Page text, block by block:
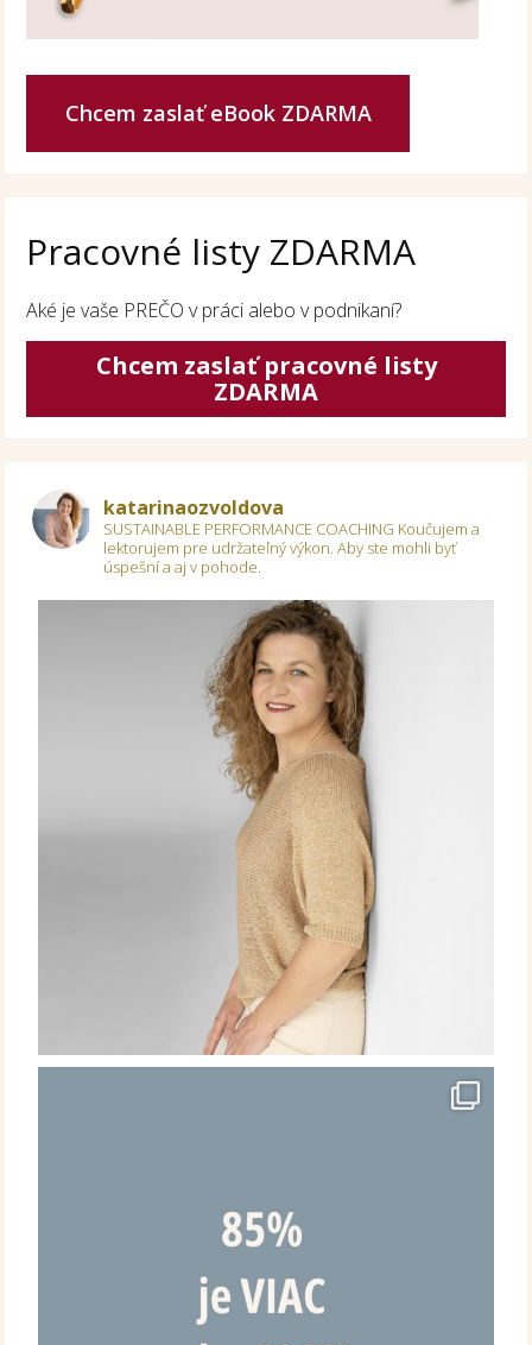
Chcem zaslať eBook ZDARMA
Pracovné listy ZDARMA
Aké je vaše PREČO v práci alebo v podnikaní?
Chcem zaslať pracovné listy
ZDARMA
katarinaozvoldova
SUSTAINABLE PERFORMANCE COACHING Koučujem a
lektorujem pre udržateľný výkon.Aby ste mohli byť
úspešní a aj v pohode.